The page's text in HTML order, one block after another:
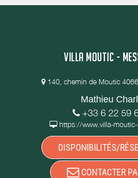
VILLA MOUTIC -
140, chemin de Moutic
Mathieu
+33 6 22 59
https://www.villa-
DISPONIBILITÉS/
CONTACTER